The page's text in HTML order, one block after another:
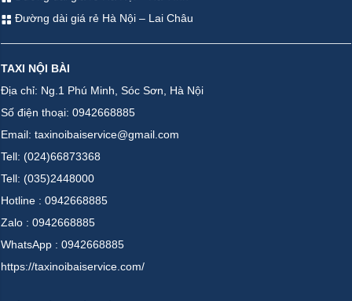
Đường dài giá rẻ Hà Nội – Lai Châu
TAXI NỘI BÀI
Địa chỉ: Ng.1 Phú Minh, Sóc Sơn, Hà Nội
Số điện thoại: 0942668885
Email: taxinoibaiservice@gmail.com
Tell: (024)66873368
Tell: (035)2448000
Hotline : 0942668885
Zalo : 0942668885
WhatsApp : 0942668885
https://taxinoibaiservice.com/